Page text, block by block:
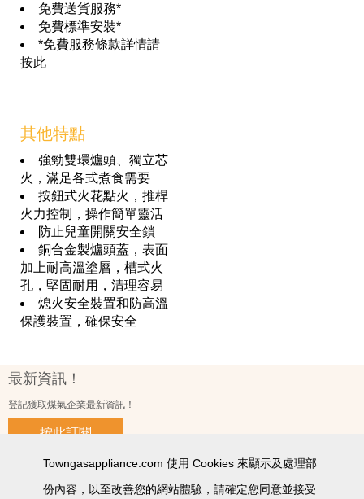
免費送貨服務*
免費標準安裝*
*免費服務條款詳情請
按此
其他特點
強勁雙環爐頭、獨立芯
火，滿足各式煮食需要
按鈕式火花點火，推桿
火力控制，操作簡單靈活
防止兒童開關安全鎖
銅合金製爐頭蓋，表面
加上耐高溫塗層，槽式火
孔，堅固耐用，清理容易
熄火安全裝置和防高溫
保護裝置，確保安全
最新資訊！
登記獲取煤氣企業最新資訊！
按此訂閱
使用條款及細則 私隱政策聲明
個人資料收集聲明
Towngasappliance.com 使用 Cookies 來顯示及處理部
份內容，以至改善您的網站體驗，請確定您同意並接受